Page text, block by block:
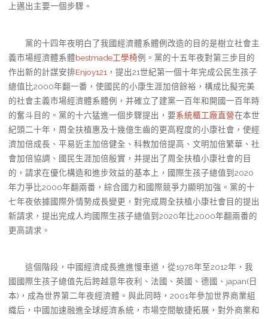
上邁出主要一個步驟。
黨的十四年夜明白了我國經濟體系體例改造的目的是樹立社會主
義市場經濟體系體bestmade工學椅例。黨的十五年夜對第三步目的
作出新的計謀安排Enjoy121 ，提出21世紀第一個十年完成公民生孩子
總值比2000年翻一番，使國民的小康生涯加倍餘裕，構成比擬完美
的社會主義市場經濟體系體例，并確立了建黨一百年和開國一百年時
的奮斗目的。黨的十六猛進一個步驟提出，要系統櫃工廠直營在本世
紀頭二十年，周全扶植惠及十幾億生齒的更高程度的小康社會，使經
濟加倍成長、平易近主加倍健全、科教加倍提高、文明加倍繁華、社
會加倍協調、國民生涯加倍殷實，并提出了周全扶植小康社會的目
的，請求在優化構造和進步效益的基本上，國際生孩子總值到2020
年力爭比2000年翻兩番，綜合國力和國際競爭力顯明加強。黨的十
七年夜依據國際外情勢成長變更，對完成周全扶植小康社會目的提出
新請求，提出完成人均國際生孩子總值到2020年比2000年翻兩番的
更高請求。
這個階段，中國經濟成長進進慢車道，從1978年至2012年，我
國國際生孩子總值先后跨越意年夜利、法國、英國、德國、japan(日
本)，成為世界第二年夜經濟體。與此同時，2001年參加世界商業組
織后，中國加速融進全球經濟系統，市場空間敏捷拓展，對外商業和